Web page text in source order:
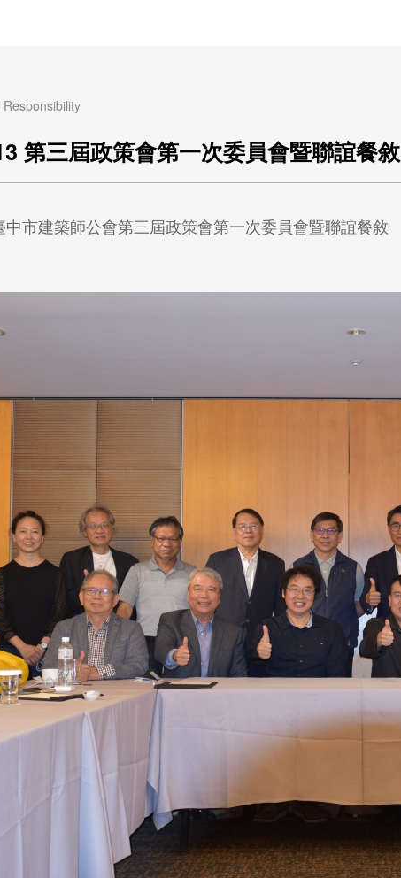
第三屆政策會第一次委員會暨聯誼餐敘
中市建築師公會第三屆政策會第一次委員會暨聯誼餐敘